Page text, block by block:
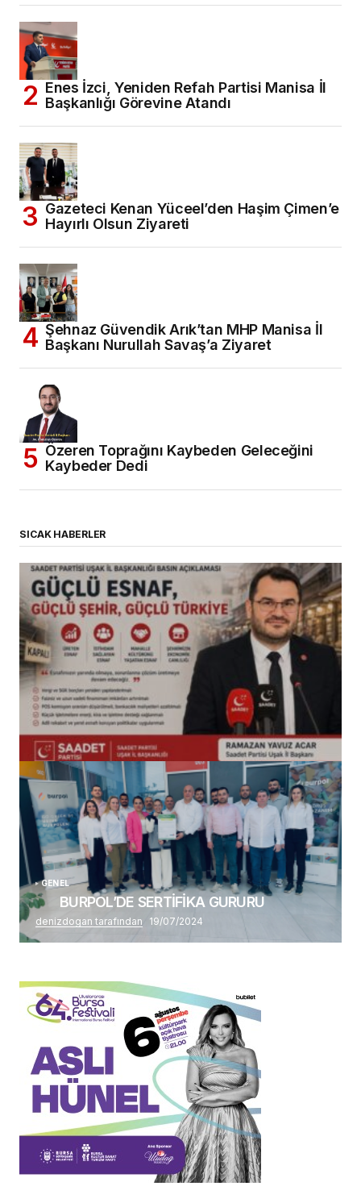
Enes İzci, Yeniden Refah Partisi Manisa İl
Başkanlığı Görevine Atandı
Gazeteci Kenan Yüceel’den Haşim Çimen’e
Hayırlı Olsun Ziyareti
Şehnaz Güvendik Arık’tan MHP Manisa İl
Başkanı Nurullah Savaş’a Ziyaret
Özeren Toprağını Kaybeden Geleceğini
Kaybeder Dedi
SICAK HABERLER
(başlıksız)
Alaattin Karahan tarafından 14/07/2026
GENEL
BURPOL’DE SERTİFİKA GURURU
denizdogan tarafından 19/07/2024